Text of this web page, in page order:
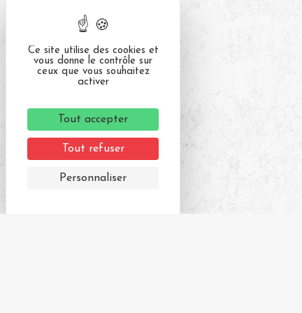
Ce site utilise des cookies et
vous donne le contrôle sur
ceux que vous souhaitez
activer
Tout accepter
Tout refuser
Personnaliser